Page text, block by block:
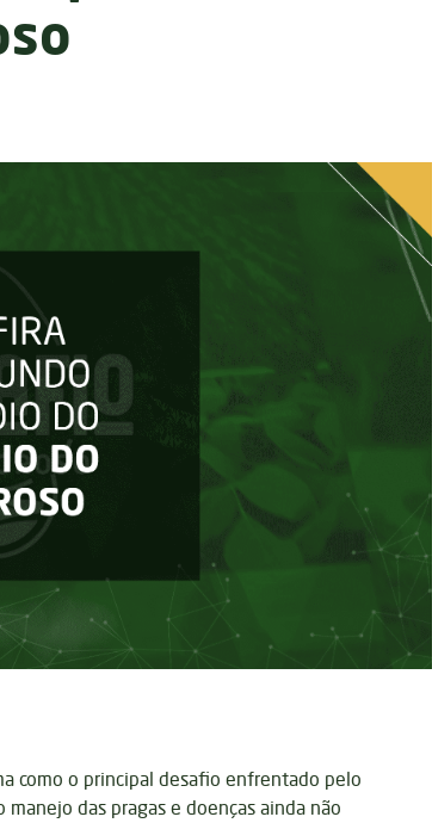
como o principal desafio enfrentado pelo
das pragas e doenças ainda não